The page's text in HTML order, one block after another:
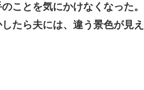
ことを気にかけなくなった。
たら夫には、違う景色が見え